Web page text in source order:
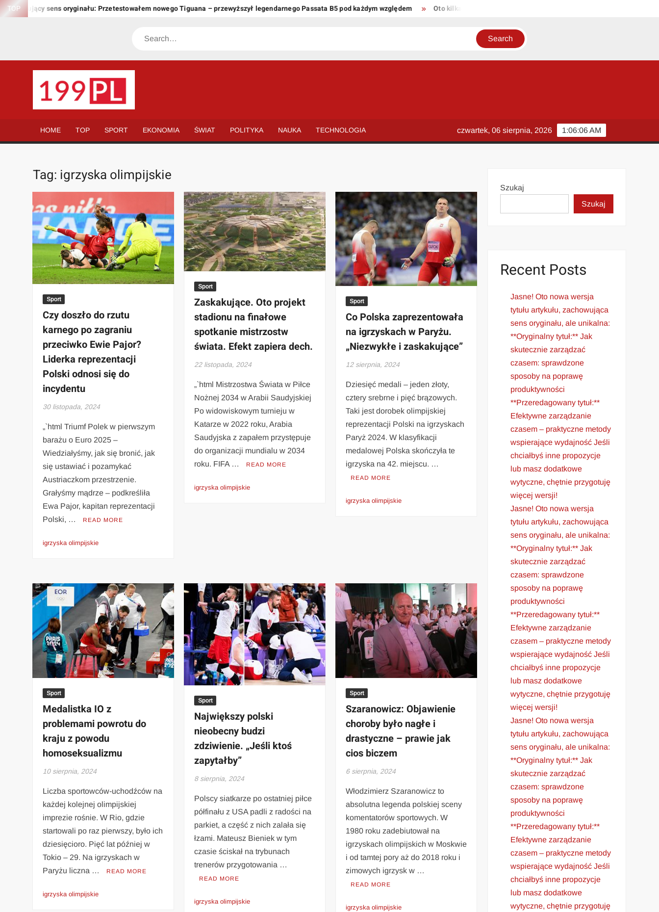
SkipTOPsens oryginału: Przetestowałem nowego Tiguana – przewyższył legendarnego Passata B5 pod każdym względem Oto kilka propozycji unikalnych tytułów zachowujących sens oryginału: 1.
Search
świat
HOME TOP SPORT EKONOMIA ŚWIAT POLITYKA NAUKA TECHNOLOGIA 1:06:07 AM
czwartek, 06 sierpnia, 2026
Tag: igrzyska olimpijskie
Sport
Czy doszło do rzutu
karnego po zagraniu
przeciwko Ewie Pajor?
Liderka reprezentacji
Polski odnosi się do
incydentu
30 listopada, 2024
„`html Triumf Polek w pierwszym
barażu o Euro 2025 –
Wiedziałyśmy, jak się bronić, jak
się ustawiać i pozamykać
Austriaczkom przestrzenie.
Grałyśmy mądrze – podkreśliła
Ewa Pajor, kapitan reprezentacji
Polski, …
READ MORE
igrzyska olimpijskie
Sport
Zaskakujące. Oto projekt
stadionu na finałowe
spotkanie mistrzostw
świata. Efekt zapiera dech.
22 listopada, 2024
„`html Mistrzostwa Świata w Piłce
Nożnej 2034 w Arabii Saudyjskiej
Po widowiskowym turnieju w
Katarze w 2022 roku, Arabia
Saudyjska z zapałem przystępuje
do organizacji mundialu w 2034
roku. FIFA …
READ MORE
igrzyska olimpijskie
Sport
Co Polska zaprezentowała
na igrzyskach w Paryżu.
„Niezwykłe i zaskakujące”
12 sierpnia, 2024
Dziesięć medali – jeden złoty,
cztery srebrne i pięć brązowych.
Taki jest dorobek olimpijskiej
reprezentacji Polski na igrzyskach
Paryż 2024. W klasyfikacji
medalowej Polska skończyła te
igrzyska na 42. miejscu. …
READ MORE
igrzyska olimpijskie
Sport
Medalistka IO z
problemami powrotu do
kraju z powodu
homoseksualizmu
10 sierpnia, 2024
Liczba sportowców-uchodźców na
każdej kolejnej olimpijskiej
imprezie rośnie. W Rio, gdzie
startowali po raz pierwszy, było ich
dziesięcioro. Pięć lat później w
Tokio – 29. Na igrzyskach w
Paryżu liczna …
READ MORE
igrzyska olimpijskie
Sport
Największy polski
nieobecny budzi
zdziwienie. „Jeśli ktoś
zapytałby”
8 sierpnia, 2024
Polscy siatkarze po ostatniej piłce
półfinału z USA padli z radości na
parkiet, a część z nich zalała się
łzami. Mateusz Bieniek w tym
czasie ściskał na trybunach
trenerów przygotowania …
READ MORE
igrzyska olimpijskie
Sport
Szaranowicz: Objawienie
choroby było nagłe i
drastyczne – prawie jak
cios biczem
6 sierpnia, 2024
Włodzimierz Szaranowicz to
absolutna legenda polskiej sceny
komentatorów sportowych. W
1980 roku zadebiutował na
igrzyskach olimpijskich w Moskwie
i od tamtej pory aż do 2018 roku i
zimowych igrzysk w …
READ MORE
igrzyska olimpijskie
Szukaj
Szukaj
Recent Posts
Jasne! Oto nowa wersja
tytułu artykułu, zachowująca
sens oryginału, ale unikalna:
**Oryginalny tytuł:** Jak
skutecznie zarządzać
czasem: sprawdzone
sposoby na poprawę
produktywności
**Przeredagowany tytuł:**
Efektywne zarządzanie
czasem – praktyczne metody
wspierające wydajność Jeśli
chciałbyś inne propozycje
lub masz dodatkowe
wytyczne, chętnie przygotuję
więcej wersji!
Jasne! Oto nowa wersja
tytułu artykułu, zachowująca
sens oryginału, ale unikalna:
**Oryginalny tytuł:** Jak
skutecznie zarządzać
czasem: sprawdzone
sposoby na poprawę
produktywności
**Przeredagowany tytuł:**
Efektywne zarządzanie
czasem – praktyczne metody
wspierające wydajność Jeśli
chciałbyś inne propozycje
lub masz dodatkowe
wytyczne, chętnie przygotuję
więcej wersji!
Jasne! Oto nowa wersja
tytułu artykułu, zachowująca
sens oryginału, ale unikalna:
**Oryginalny tytuł:** Jak
skutecznie zarządzać
czasem: sprawdzone
sposoby na poprawę
produktywności
**Przeredagowany tytuł:**
Efektywne zarządzanie
czasem – praktyczne metody
wspierające wydajność Jeśli
chciałbyś inne propozycje
lub masz dodatkowe
wytyczne, chętnie przygotuję